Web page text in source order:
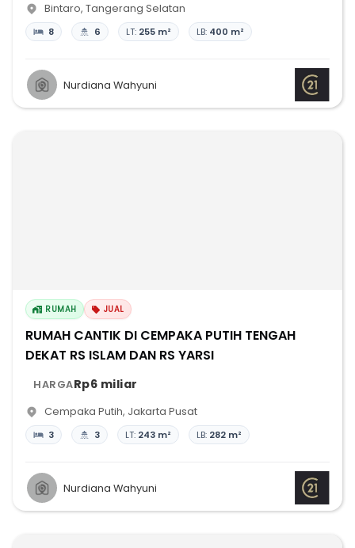
Bintaro, Tangerang Selatan
8 6 LT: 255 m² LB: 400 m²
Nurdiana Wahyuni
RUMAH JUAL
RUMAH CANTIK DI CEMPAKA PUTIH TENGAH
DEKAT RS ISLAM DAN RS YARSI
HARGARp6 miliar
Cempaka Putih, Jakarta Pusat
3 3 LT: 243 m² LB: 282 m²
Nurdiana Wahyuni